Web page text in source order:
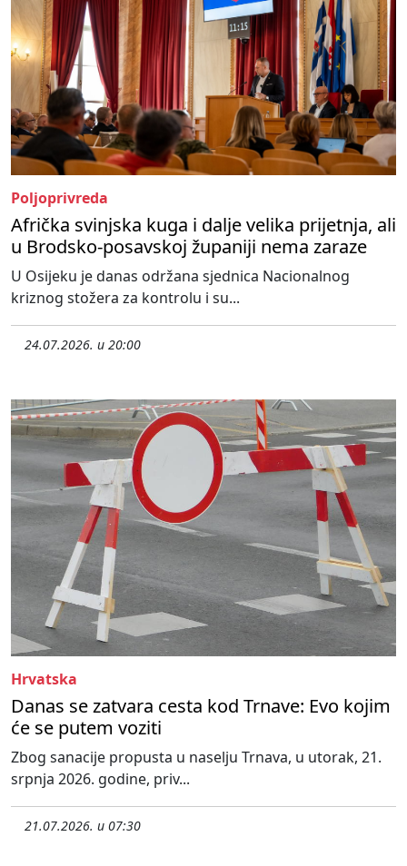
Poljoprivreda
Afrička svinjska kuga i dalje velika prijetnja, ali
u Brodsko-posavskoj županiji nema zaraze
U Osijeku je danas održana sjednica Nacionalnog
kriznog stožera za kontrolu i su...
24.07.2026. u 20:00
Hrvatska
Danas se zatvara cesta kod Trnave: Evo kojim
će se putem voziti
Zbog sanacije propusta u naselju Trnava, u utorak, 21.
srpnja 2026. godine, priv...
21.07.2026. u 07:30